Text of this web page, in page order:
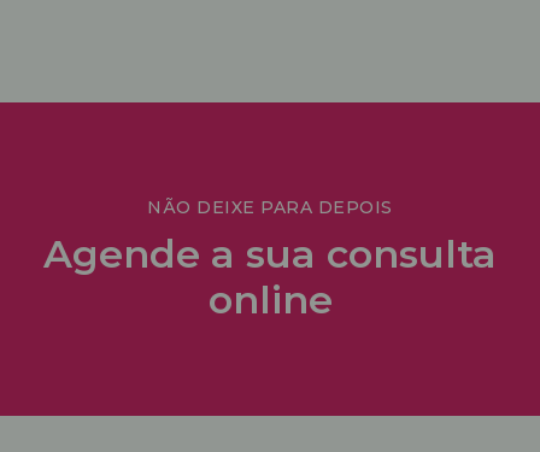
NÃO DEIXE PARA DEPOIS
Agende a sua consulta
online